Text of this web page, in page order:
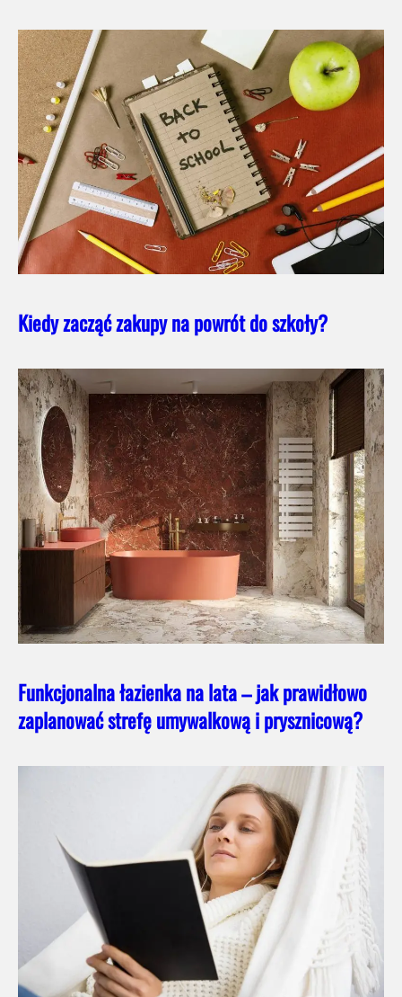
Kiedy zacząć zakupy na powrót do szkoły?
Funkcjonalna łazienka na lata – jak prawidłowo
zaplanować strefę umywalkową i prysznicową?